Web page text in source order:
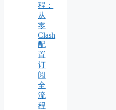
程：
从
零
Clash
配
置
订
阅
全
流
程